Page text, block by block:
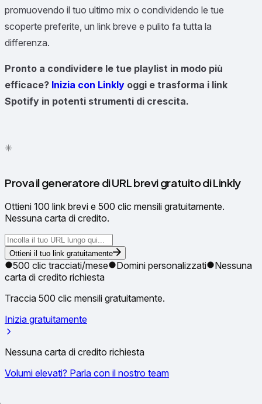
promuovendo il tuo ultimo mix o condividendo le tue
scoperte preferite, un link breve e pulito fa tutta la
differenza.
Pronto a condividere le tue playlist in modo più
efficace? Inizia con Linkly oggi e trasforma i link
Spotify in potenti strumenti di crescita.
✳
Prova il generatore di URL brevi gratuito di Linkly
Ottieni 100 link brevi e 500 clic mensili gratuitamente.
Nessuna carta di credito.
Ottieni il tuo link gratuitamente
500 clic tracciati/mese Domini personalizzati
Nessuna
carta di credito richiesta
Traccia 500 clic mensili gratuitamente.
Inizia gratuitamente
Nessuna carta di credito richiesta
Volumi elevati? Parla con il nostro team